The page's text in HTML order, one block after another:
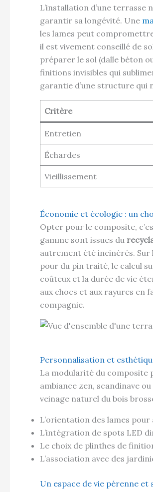
L’installation d’une terrasse
garantir sa longévité. Une
les lames peut
il est vivement conseillé de
préparer le sol (dalle béton
finitions invisibles qui
garantie d’une structure qui
Critère
Entretien
Échardes
Vieillissement
Économie et écologie : un
Opter pour le composite,
gamme sont issues du
autrement été incinérés. Sur
pour du pin traité, le calcul
coûteux et la durée de vie
aux chocs et aux rayures en
compagnie.
Personnalisation et
La modularité du composite
ambiance zen, scandinave
veinage naturel du bois
L’orientation des lames
L’intégration de spots LED
Le choix de plinthes de
L’association avec des
Un espace de vie pérenne